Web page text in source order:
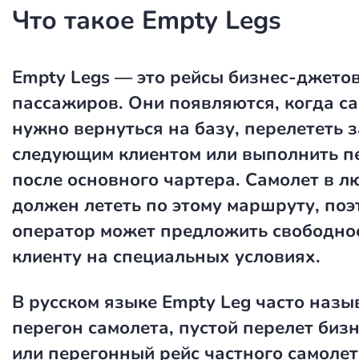
Что такое Empty Legs
Empty Legs — это рейсы бизнес-
пассажиров. Они появляются, когда
нужно вернуться на базу, перелететь
следующим клиентом или выполнить
после основного чартера. Самолет в
должен лететь по этому маршруту,
оператор может предложить
клиенту на специальных условиях.
В русском языке Empty Leg часто
перегон самолета, пустой перелет
или перегонный рейс частного